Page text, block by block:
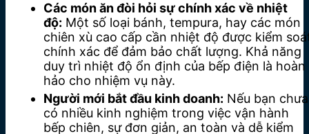
Các món ăn đòi hỏi sự chính xác về nhiệt
độ: Một số loại bánh, tempura, hay các món
chiên xù cao cấp cần nhiệt độ được kiểm
chính xác để đảm bảo chất lượng. Khả năng
duy trì nhiệt độ ổn định của bếp điện là hoàn
hảo cho nhiệm vụ này.
Người mới bắt đầu kinh doanh: Nếu bạn chưa
có nhiều kinh nghiệm trong việc vận hành
bếp chiên, sự đơn giản, an toàn và dễ kiểm